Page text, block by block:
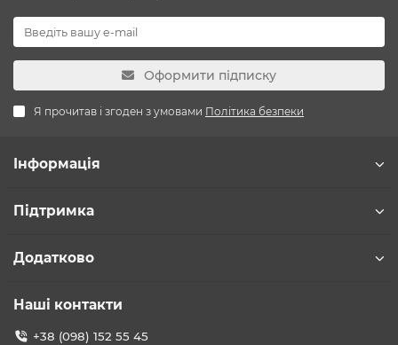
Оформити підписку
Я прочитав і згоден з умовами Політика безпеки
Інформація
Підтримка
Додатково
Наші контакти
+38 (098) 152 55 45